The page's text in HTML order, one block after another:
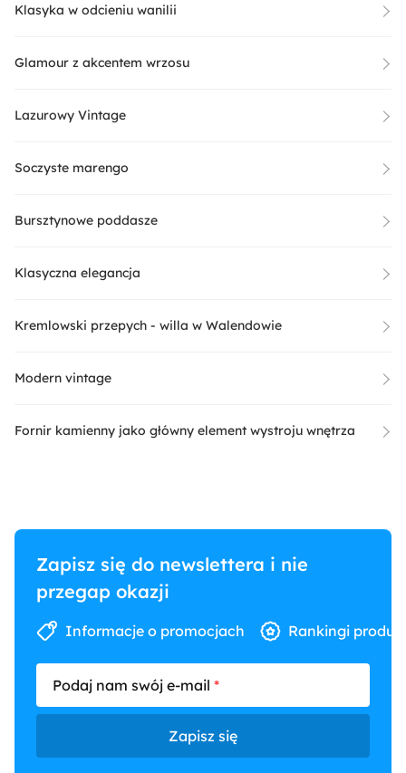
Klasyka w odcieniu wanilii
Glamour z akcentem wrzosu
Lazurowy Vintage
Soczyste marengo
Bursztynowe poddasze
Klasyczna elegancja
Kremlowski przepych - willa w Walendowie
Modern vintage
Fornir kamienny jako główny element wystroju wnętrza
Zapisz się do newslettera i nie
przegap okazji
Informacje o promocjach Rankingi
Podaj nam swój e-mail
Zapisz się